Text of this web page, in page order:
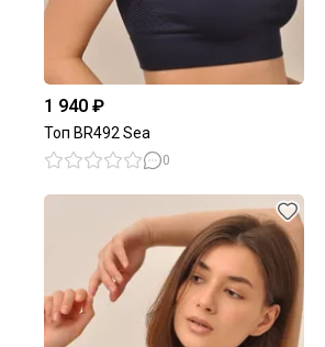
1 940 ₽
Топ BR492 Sea
0